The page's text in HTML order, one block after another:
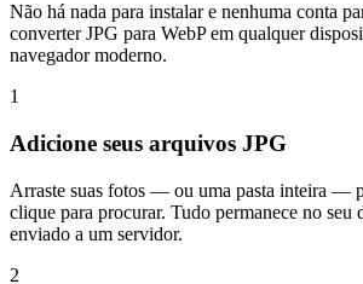
Não há nada para instalar e nenhuma conta
converter JPG para WebP em qualquer
navegador moderno.
1
Adicione seus arquivos JPG
Arraste suas fotos — ou uma pasta inteira —
clique para procurar. Tudo permanece no seu
enviado a um servidor.
2